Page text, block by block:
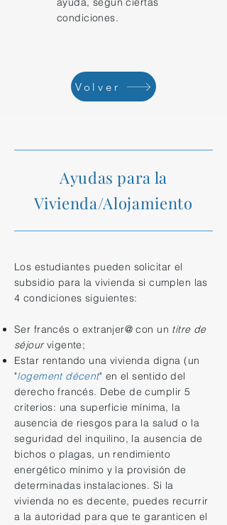
condiciones.
Volver
Ayudas para la
Vivienda/Alojamiento
Los estudiantes pueden solicitar el
subsidio para la vivienda si cumplen las
4 condiciones siguientes:
Ser francés o extranjer@ con un titre de
séjourvigente;
Estar rentando una vivienda digna (un
"logement décent" en el sentido del
derecho francés. Debe de cumplir 5
criterios: una superficie mínima, la
ausencia de riesgos para la salud o la
seguridad del inquilino, la ausencia de
bichos o plagas, un rendimiento
energético mínimo y la provisión de
determinadas instalaciones. Si la
vivienda no es decente, puedes recurrir
a la autoridad para que te garanticen el